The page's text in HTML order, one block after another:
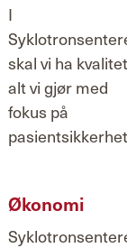
I
skal vi ha
alt vi gjør med
fokus på
Økonomi